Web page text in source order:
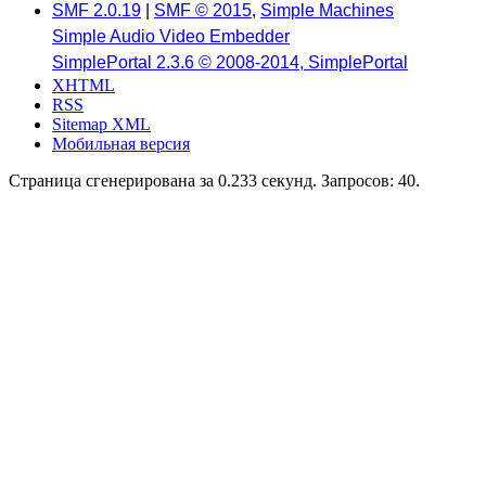
SMF 2.0.19 SMF © 2015, Simple Machines
Simple Audio Video Embedder
SimplePortal 2.3.6 © 2008-2014, SimplePortal
XHTML
RSS
Sitemap XML
Мобильная версия
Страница сгенерирована за 0.233 секунд. Запросов: 40.